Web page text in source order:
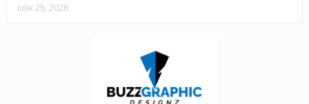
iulie 25, 2026